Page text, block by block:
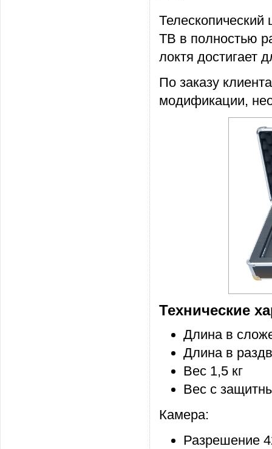
ТВ в полностью
локтя достигает
По заказу
модификации,
Технические
Длина в
Длина в
Вес 1,5 кг
Вес с
Камера:
Разрешение